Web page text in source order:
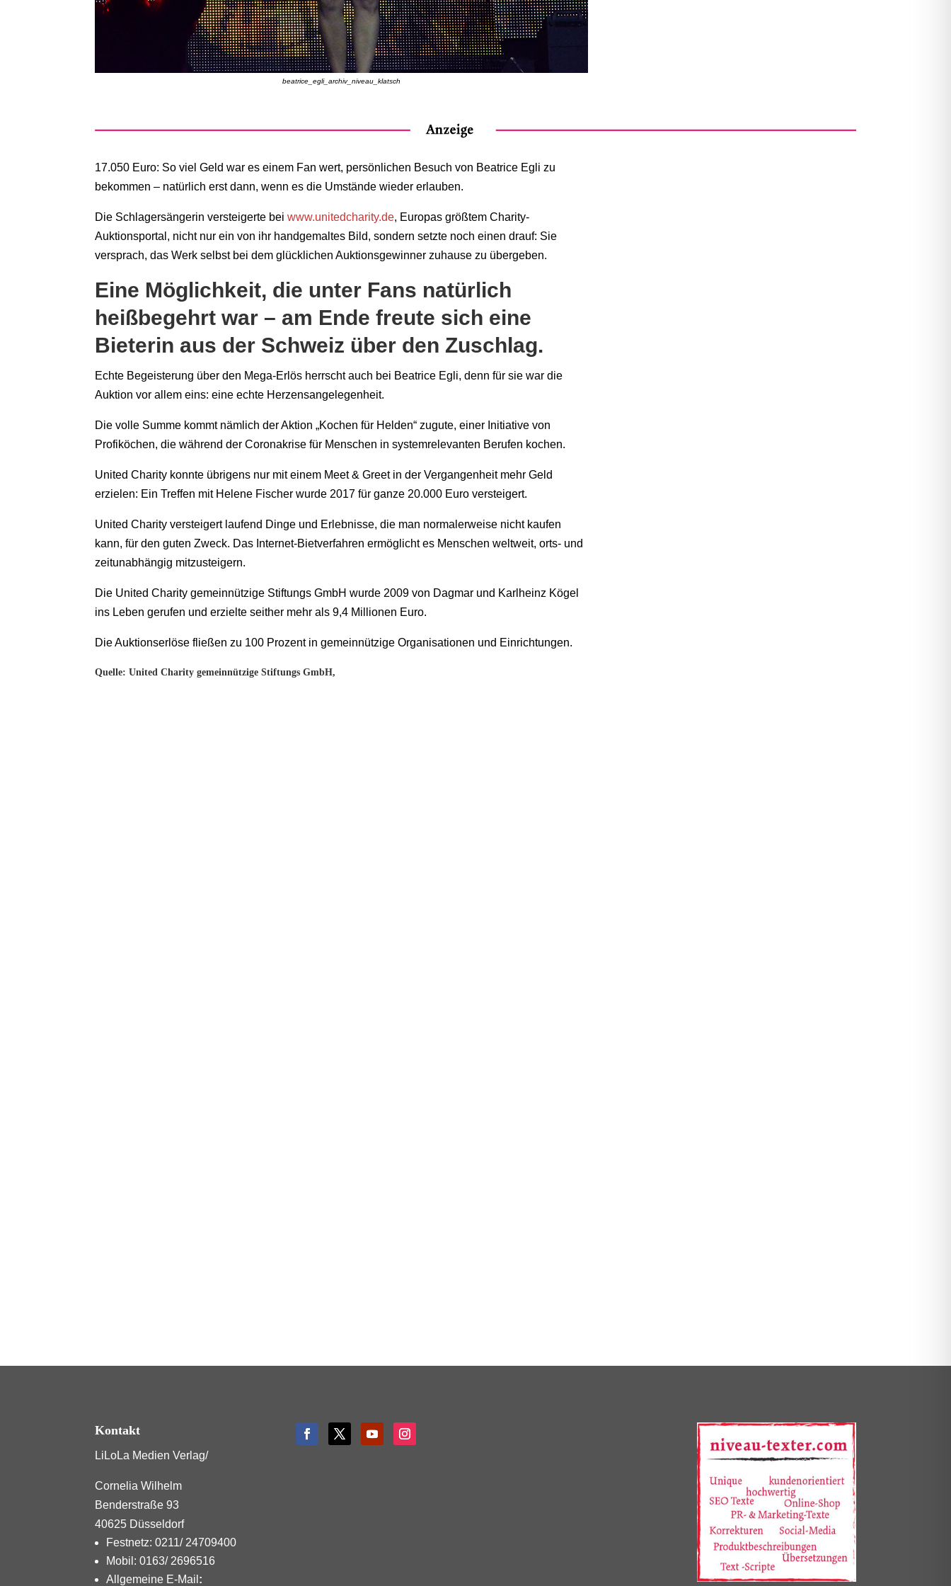
beatrice_egli_archiv_niveau_klatsch
17.050 Euro: So viel Geld war es einem Fan wert, persönlichen Besuch von Beatrice Egli zu
bekommen – natürlich erst dann, wenn es die Umstände wieder erlauben.
Die Schlagersängerin versteigerte beiwww.unitedcharity.de, Europas größtem Charity-
Auktionsportal, nicht nur ein von ihr handgemaltes Bild, sondern setzte noch einen drauf: Sie
versprach, das Werk selbst bei dem glücklichen Auktionsgewinner zuhause zu übergeben.
Eine Möglichkeit, die unter Fans natürlich
heißbegehrt war – am Ende freute sich eine
Bieterin aus der Schweiz über den Zuschlag.
Echte Begeisterung über den Mega-Erlös herrscht auch bei Beatrice Egli, denn für sie war die
Auktion vor allem eins: eine echte Herzensangelegenheit.
Die volle Summe kommt nämlich der Aktion „Kochen für Helden“ zugute, einer Initiative von
Profiköchen, die während der Coronakrise für Menschen in systemrelevanten Berufen kochen.
United Charity konnte übrigens nur mit einem Meet & Greet in der Vergangenheit mehr Geld
erzielen: Ein Treffen mit Helene Fischer wurde 2017 für ganze 20.000 Euro versteigert.
United Charity versteigert laufend Dinge und Erlebnisse, die man normalerweise nicht kaufen
kann, für den guten Zweck. Das Internet-Bietverfahren ermöglicht es Menschen weltweit, orts- und
zeitunabhängig mitzusteigern.
Die United Charity gemeinnützige Stiftungs GmbH wurde 2009 von Dagmar und Karlheinz Kögel
ins Leben gerufen und erzielte seither mehr als 9,4 Millionen Euro.
Die Auktionserlöse fließen zu 100 Prozent in gemeinnützige Organisationen und Einrichtungen.
Quelle: United Charity gemeinnützige Stiftungs GmbH,
Kontakt
LiLoLa Medien Verlag/
Cornelia Wilhelm
Benderstraße 93
40625 Düsseldorf
Festnetz: 0211/ 24709400
Mobil: 0163/ 2696516
Allgemeine E-Mail :